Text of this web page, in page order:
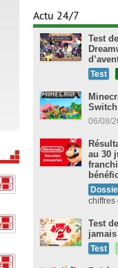
Actu 24/7
Test
Test
06/08/
au 30
chiffres
Test
Test